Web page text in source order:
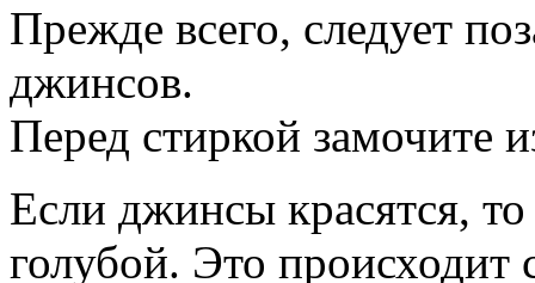
Прежде всего, следует
джинсов.
Перед стиркой замочите
Если джинсы красятся,
голубой. Это происходит